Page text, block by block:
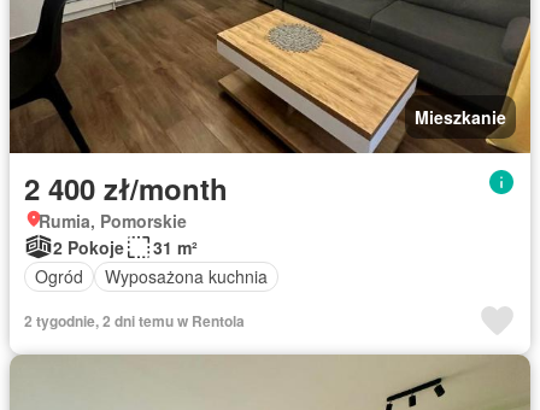
Mieszkanie
2 400 zł/month
Rumia, Pomorskie
2 Pokoje
31 m²
Ogród
Wyposażona kuchnia
2 tygodnie, 2 dni temu w Rentola